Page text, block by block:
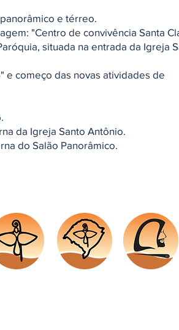
e térreo.
"Centro de convivência Santa
situada na entrada da Igreja
e começo das novas atividades de
da Igreja Santo Antônio.
do Salão Panorâmico.